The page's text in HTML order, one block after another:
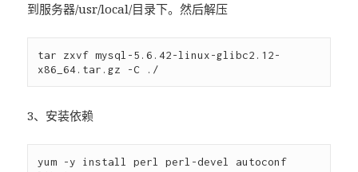
到服务器/usr/local/目录下。然后解压
tar zxvf mysql-5.6.42-linux-glibc2.12-
3、安装依赖
yum -y install perl perl-devel autoconf